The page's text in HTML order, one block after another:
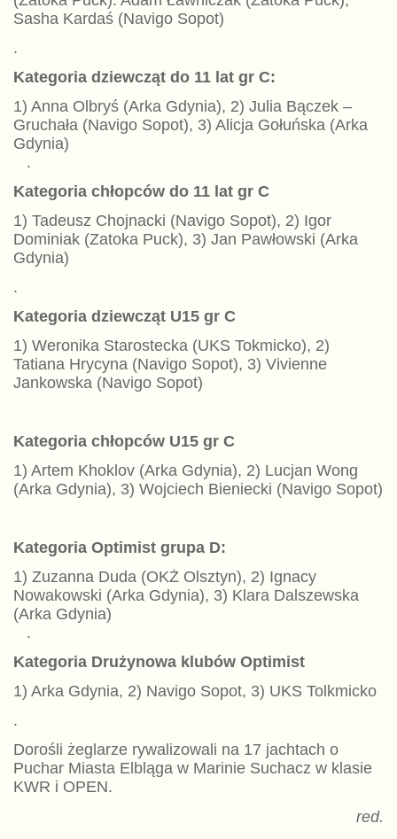
Sasha Kardaś (Navigo Sopot)
.
Kategoria dziewcząt do 11 lat gr C:
1) Anna Olbryś (Arka Gdynia), 2) Julia Bączek –
Gruchała (Navigo Sopot), 3) Alicja Gołuńska (Arka
Gdynia)
.
Kategoria chłopców do 11 lat gr C
1) Tadeusz Chojnacki (Navigo Sopot), 2) Igor
Dominiak (Zatoka Puck), 3) Jan Pawłowski (Arka
Gdynia)
.
Kategoria dziewcząt U15 gr C
1) Weronika Starostecka (UKS Tokmicko), 2)
Tatiana Hrycyna (Navigo Sopot), 3) Vivienne
Jankowska (Navigo Sopot)
Kategoria chłopców U15 gr C
1) Artem Khoklov (Arka Gdynia), 2) Lucjan Wong
(Arka Gdynia), 3) Wojciech Bieniecki (Navigo Sopot)
Kategoria Optimist grupa D:
1) Zuzanna Duda (OKŻ Olsztyn), 2) Ignacy
Nowakowski (Arka Gdynia), 3) Klara Dalszewska
(Arka Gdynia)
.
Kategoria Drużynowa klubów Optimist
1) Arka Gdynia, 2) Navigo Sopot, 3) UKS Tolkmicko
.
Dorośli żeglarze rywalizowali na 17 jachtach o
Puchar Miasta Elbląga w Marinie Suchacz w klasie
KWR i OPEN.
red.